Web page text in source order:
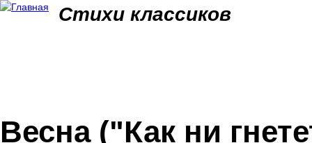
Стихи классиков
Весна ("Как ни